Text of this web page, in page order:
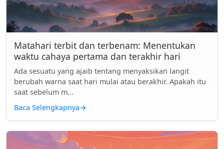
Matahari terbit dan terbenam: Menentukan
waktu cahaya pertama dan terakhir hari
Ada sesuatu yang ajaib tentang menyaksikan langit
berubah warna saat hari mulai atau berakhir. Apakah itu
saat sebelum m...
Baca Selengkapnya→